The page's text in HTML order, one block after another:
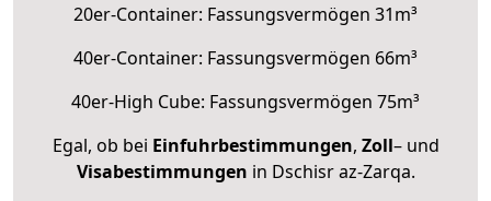
20er-Container: Fassungsvermögen 31m³
40er-Container: Fassungsvermögen 66m³
40er-High Cube: Fassungsvermögen 75m³
Egal, ob bei Einfuhrbestimmungen, Zoll– und
Visabestimmungen in Dschisr az-Zarqa.